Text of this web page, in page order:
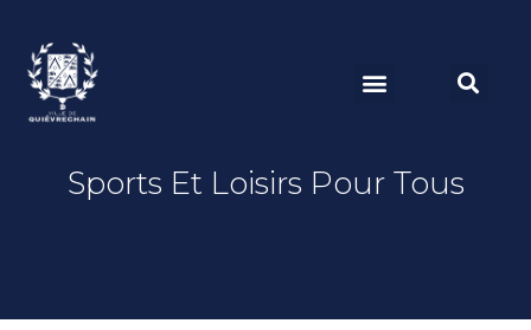
Sports Et Loisirs Pour Tous